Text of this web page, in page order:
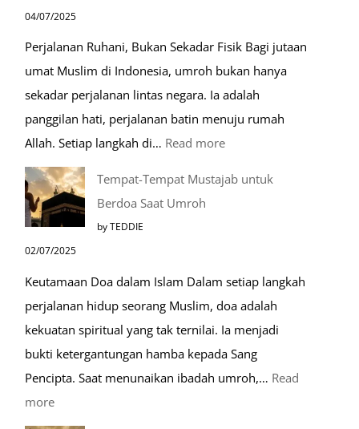
04/07/2025
Perjalanan Ruhani, Bukan Sekadar Fisik Bagi jutaan
umat Muslim di Indonesia, umroh bukan hanya
sekadar perjalanan lintas negara. Ia adalah
panggilan hati, perjalanan batin menuju rumah
Allah. Setiap langkah di… Read more:
Paket
Umroh
Dengan
Kereta
Cepat
Tempat-Tempat Mustajab untuk
Berdoa Saat Umroh
by TEDDIE
02/07/2025
Keutamaan Doa dalam Islam Dalam setiap langkah
perjalanan hidup seorang Muslim, doa adalah
kekuatan spiritual yang tak ternilai. Ia menjadi
bukti ketergantungan hamba kepada Sang
Pencipta. Saat menunaikan ibadah umroh,… Read
more:
Tempat-